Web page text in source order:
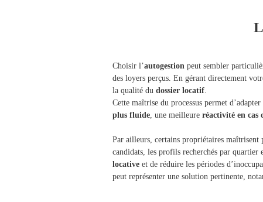
Choisir l’autogestion peut sembler
des loyers perçus. En gérant directement
la qualité du dossier locatif.
Cette maîtrise du processus permet
plus fluide, une meilleure réactivité en cas
Par ailleurs, certains propriétaires maîtrisent
candidats, les profils recherchés par quartier
locative et de réduire les périodes
peut représenter une solution pertinente,